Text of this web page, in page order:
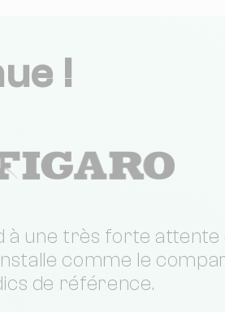
!
à une très forte attente
comme le
de référence.